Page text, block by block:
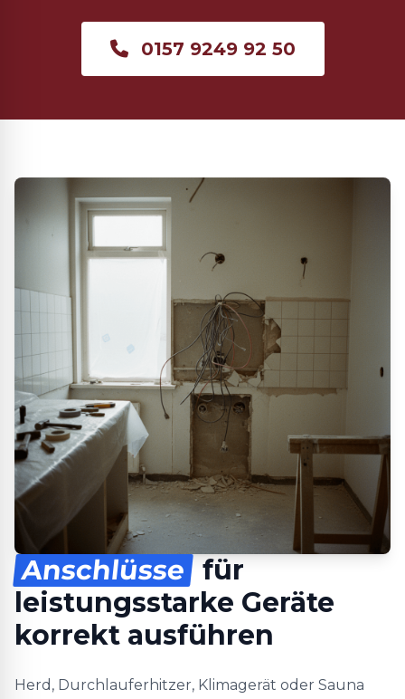
0157 9249 92 50
Anschlüsse für
leistungsstarke Geräte
korrekt ausführen
Herd, Durchlauferhitzer, Klimagerät oder Sauna